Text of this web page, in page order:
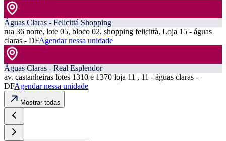
Águas Claras - Felicittá Shopping
rua 36 norte, lote 05, bloco 02, shopping felicittà, Loja 15 - águas
claras - DFAgendar nessa unidade
Águas Claras - Real Esplendor
av. castanheiras lotes 1310 e 1370 loja 11 , 11 - águas claras -
DFAgendar nessa unidade
Mostrar todas